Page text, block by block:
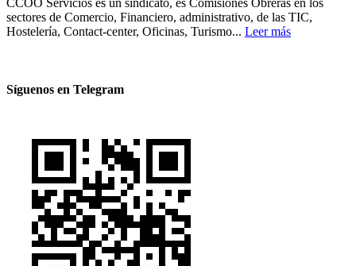
sectores de Comercio, Financiero, administrativo, de las TIC,
Hostelería, Contact-center, Oficinas, Turismo... Leer más
Síguenos en Telegram